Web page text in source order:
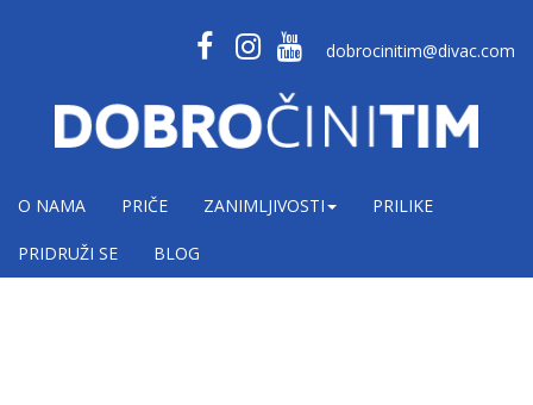
dobrocinitim@divac.com
O NAMA PRIČE ZANIMLJIVOSTI PRILIKE
PRIDRUŽI SE BLOG